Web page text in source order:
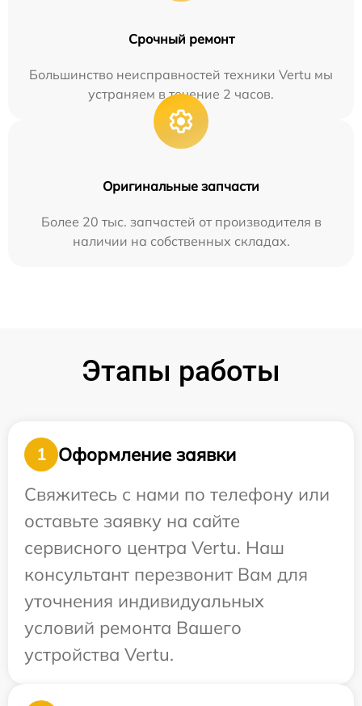
Срочный ремонт
Большинство неисправностей техники Vertu мы
устраняем в течение 2 часов.
Оригинальные запчасти
Более 20 тыс. запчастей от производителя в
наличии на собственных складах.
Этапы работы
1
Оформление заявки
Свяжитесь с нами по телефону или
оставьте заявку на сайте
сервисного центра Vertu. Наш
консультант перезвонит Вам для
уточнения индивидуальных
условий ремонта Вашего
устройства Vertu.